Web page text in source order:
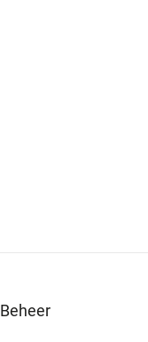
Beheer